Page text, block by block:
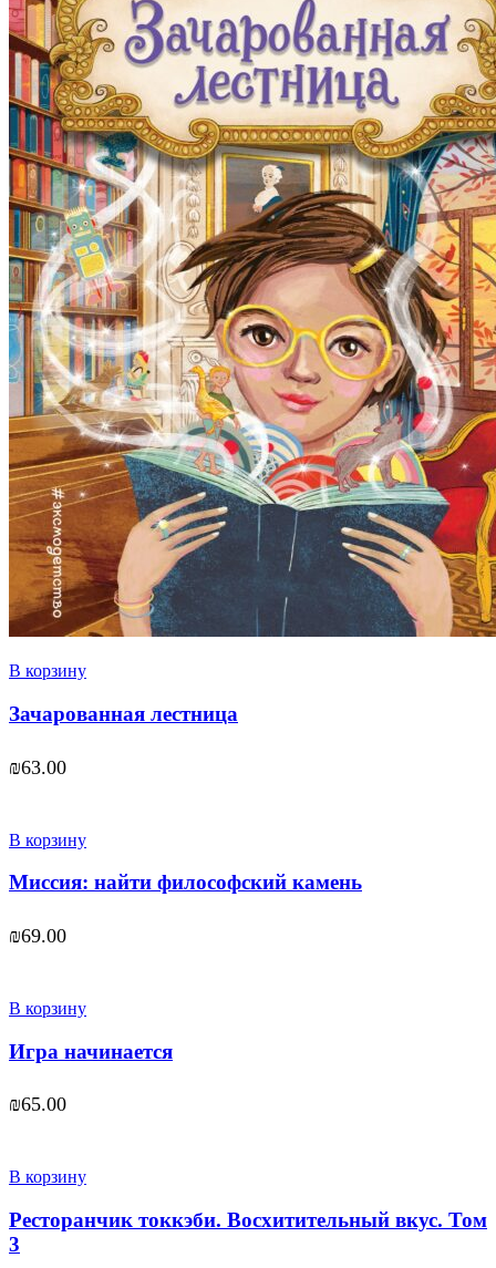
В корзину
Зачарованная лестница
₪63.00
В корзину
Миссия: найти философский камень
₪69.00
В корзину
Игра начинается
₪65.00
В корзину
Ресторанчик токкэби. Восхитительный вкус. Том
3